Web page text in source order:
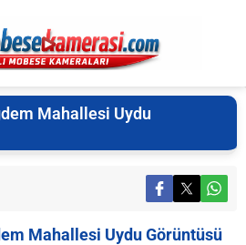
Mahallesi Uydu
Mahallesi Uydu Görüntüsü